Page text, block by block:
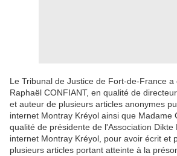
Le Tribunal de Justice de Fort-de-France a
Raphaël CONFIANT, en qualité de
et auteur de plusieurs articles anonymes
internet Montray Kréyol ainsi que Madame
qualité de présidente de l'Association Dikte
internet Montray Kréyol, pour avoir écrit et
plusieurs articles portant atteinte à la